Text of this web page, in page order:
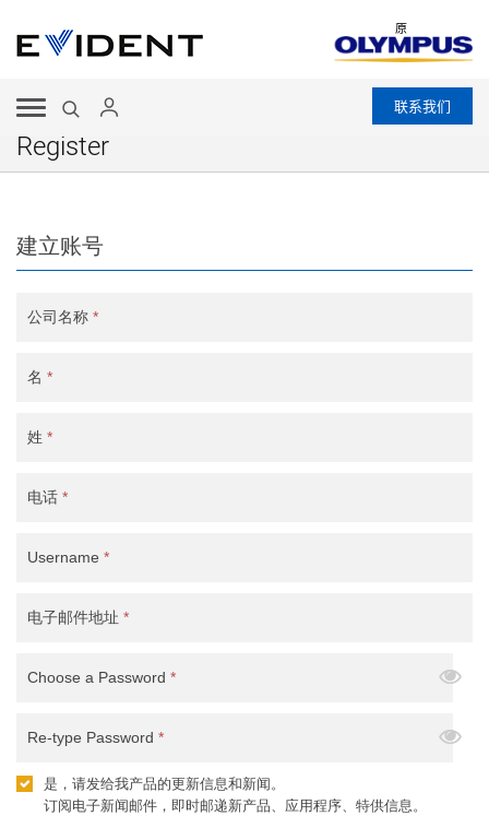
原
联系我们
Register
建立账号
公司名称 *
名 *
姓 *
电话 *
Username *
电子邮件地址 *
Choose a Password *
Re-type Password *
是，请发给我产品的更新信息和新闻。
订阅电子新闻邮件，即时邮递新产品、应用程序、特供信息。